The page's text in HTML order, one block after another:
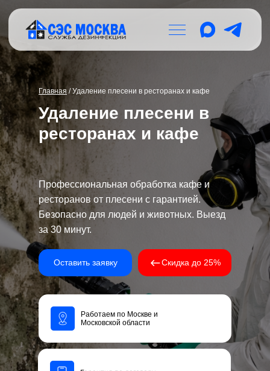
Удаление плесени в
ресторанах и кафе
Профессиональная обработка кафе и
ресторанов от плесени с гарантией.
Безопасно для людей и животных. Выезд
за 30 минут.
Главная / Удаление плесени в ресторанах и кафе
Оставить заявку Скидка до 25%
Работаем по Москве и
Московской области